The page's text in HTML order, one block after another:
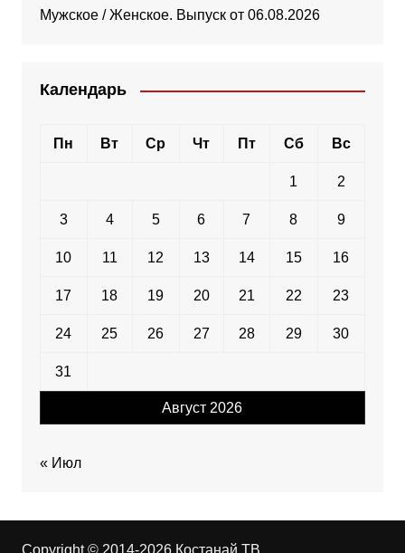
Мужское / Женское. Выпуск от 06.08.2026
Календарь
Август 2026
Пн Вт Ср Чт Пт Сб Вс
1 2
3 4 5 6 7 8 9
10 11 12 13 14 15 16
17 18 19 20 21 22 23
24 25 26 27 28 29 30
31
« Июл